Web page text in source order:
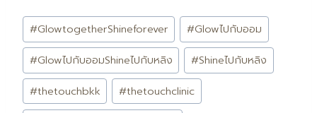
Post
Tags:
#GlowtogetherShineforever #Glowไปกับออม
#GlowไปกับออมShineไปกับหลิง #Shineไปกับหลิง
#thetouchbkk #thetouchclinic